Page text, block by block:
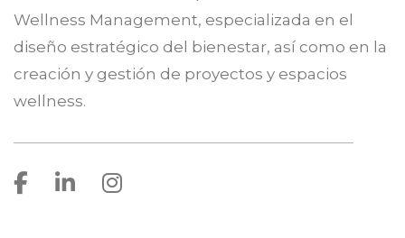
Wellness Management, especializada en el
diseño estratégico del bienestar, así como en la
creación y gestión de proyectos y espacios
wellness.
FacebookLinkedin